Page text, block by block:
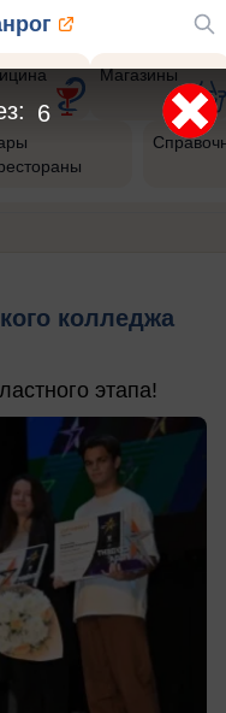
Магазины
колледжа
этапа!
5